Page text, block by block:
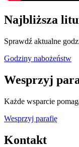
Najbliższa
Sprawdź aktualne
Godziny nabożeństw
Wesprzyj
Każde wsparcie
Wesprzyj parafię
Kontakt